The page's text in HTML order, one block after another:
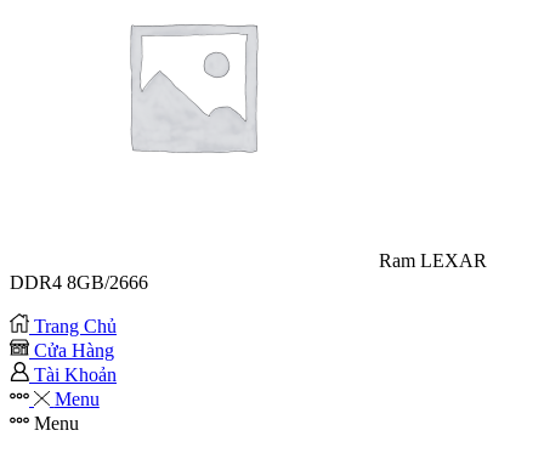
Ram LEXAR
DDR4 8GB/2666
Trang Chủ
Cửa Hàng
Tài Khoản
Menu
Menu